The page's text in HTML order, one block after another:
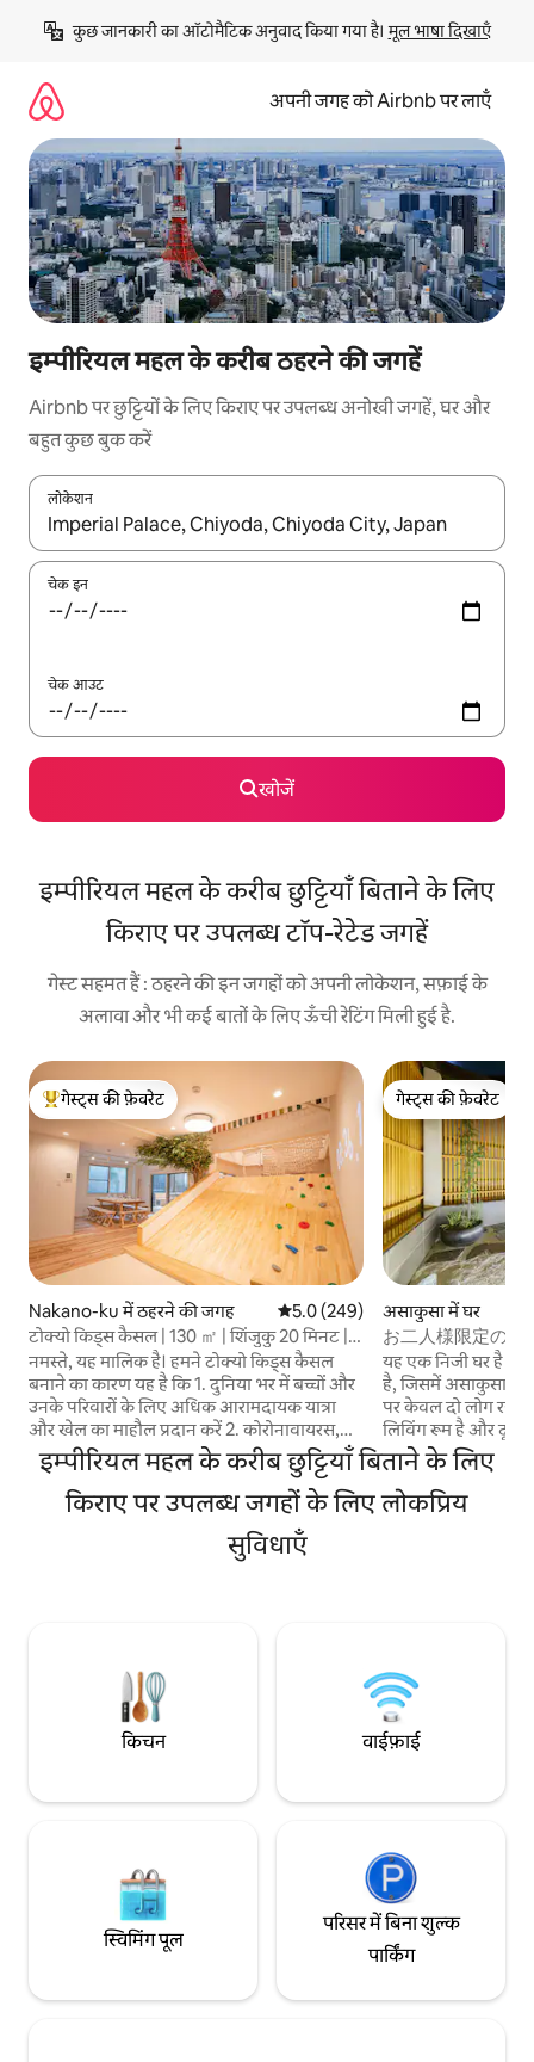
छोड़कर
कॉन्टेंट
कुछ जानकारी का ऑटोमैटिक अनुवाद किया गया है। मूल भाषा दिखाएँ
अपनी जगह को Airbnb पर लाएँ
इम्पीरियल महल के करीब ठहरने की जगहें
Airbnb पर छुट्टियों के लिए किराए पर उपलब्ध अनोखी जगहें, घर और
बहुत कुछ बुक करें
लोकेशन
नतीजों के उपलब्ध होने पर, अप और डाउन 'ऐरो की' का इस्तेमाल करके नेविगेट
चेक इन
चेक आउट
खोजें
इम्पीरियल महल के करीब छुट्टियाँ बिताने के लिए
किराए पर उपलब्ध टॉप-रेटेड जगहें
गेस्ट सहमत हैं : ठहरने की इन जगहों को अपनी लोकेशन, सफ़ाई के
अलावा और भी कई बातों के लिए ऊँची रेटिंग मिली हुई है.
गेस्ट्स का टॉप फ़ेवरेट
गेस्ट्स की फ़ेवरेट
Nakano-ku में ठहरने की जगह औसत रेटिंग 5 में से 5.0, 249 समीक्षाएँ
5.0 (249)
टोक्यो किड्स कैसल | 130 ㎡ | शिंजुकु 20 मिनट |
स्टेशन 1 मिनट
नमस्ते, यह मालिक है। हमने टोक्यो किड्स कैसल
बनाने का कारण यह है कि 1. दुनिया भर में बच्चों और
उनके परिवारों के लिए अधिक आरामदायक यात्रा
और खेल का माहौल प्रदान करें 2. कोरोनावायरस,
चुनौती भावना, साहस और उत्साह को न खोएं 3.
अनुभव और उपभोग करने के लिए दुनिया भर से
स्थानीय क्षेत्रों और खरीदारी की सड़कों पर जाएँ मैं
आपको और आपके परिवार को दुनिया भर से
विद्यालय के बच्चे भी हैं। COVID -19 की अवधि के
जा सकूंगा। मुझे उम्मीद है कि दुनिया एक ऐसी जगह
होगी जहां लोग नई चीजों की कोशिश कर सकते हैं,
अपनी पसंद की चीजें कर सकते हैं, और हर दिन
अधिक मजेदार और उत्साह कर सकते हैं। * ज़रूरी
संख्या से ज़्यादा लोगों की पुष्टि हो जाती है (कमरे में
को प्रवेश करने की अनुमति नहीं देते हैं। अगर मेहमानों
की संख्या बढ़ जाती है या कम हो जाती है, तो कृपया
चेक इन से पहले हमें बताना न भूलें।
गेस्ट्स की फ़ेवरेट
गेस्ट्स की फ़ेवरेट
असाकुसा में घर
お二人様限定の露
風のラグジュアリ
観光拠点)柳通り
यह एक निजी घर है
है, जिसमें असाकुसा
पर केवल दो लोग रह सकते हैं। पहली
लिविंग रूम है और
जिसमें किंग साइज़ का
से शिबुया, गिंज़ा, यूनो
आसान है, जो इसे टोक्यो
के लिए एक सुविधाजनक
पैदल दूरी पर 🚆
गिंज़ा: लगभग 16
युकिया स्ट्रीट के वेस्ट
को टूरिस्ट
की पूछताछ के साथ -
एक बैगेज ड्रॉप - ऑफ़
कृपया बेझिझक रुकें।
इम्पीरियल महल के करीब छुट्टियाँ बिताने के लिए
किराए पर उपलब्ध जगहों के लिए लोकप्रिय
सुविधाएँ
किचन वाईफ़ाई
स्विमिंग पूल
परिसर में बिना शुल्क
पार्किंग